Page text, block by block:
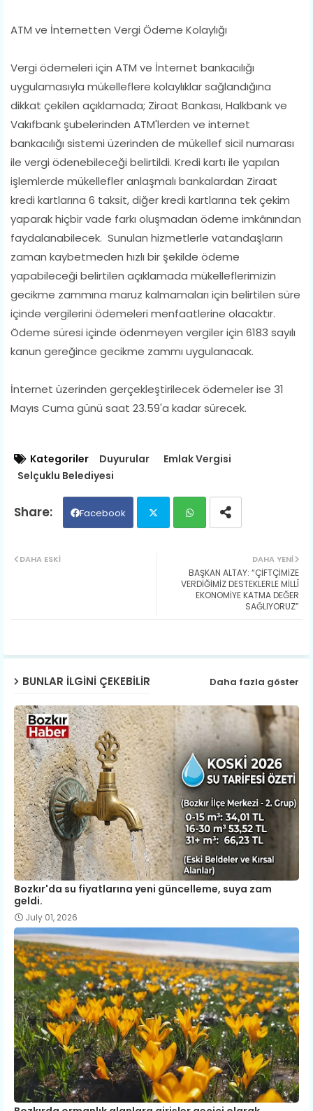
ATM ve İnternetten Vergi Ödeme Kolaylığı
Vergi ödemeleri için ATM ve İnternet bankacılığı
uygulamasıyla mükelleflere kolaylıklar sağlandığına
dikkat çekilen açıklamada; Ziraat Bankası, Halkbank ve
Vakıfbank şubelerinden ATM'lerden ve internet
bankacılığı sistemi üzerinden de mükellef sicil numarası
ile vergi ödenebileceği belirtildi. Kredi kartı ile yapılan
işlemlerde mükellefler anlaşmalı bankalardan Ziraat
kredi kartlarına 6 taksit, diğer kredi kartlarına tek çekim
yaparak hiçbir vade farkı oluşmadan ödeme imkânından
faydalanabilecek. Sunulan hizmetlerle vatandaşların
zaman kaybetmeden hızlı bir şekilde ödeme
yapabileceği belirtilen açıklamada mükelleflerimizin
gecikme zammına maruz kalmamaları için belirtilen süre
içinde vergilerini ödemeleri menfaatlerine olacaktır.
Ödeme süresi içinde ödenmeyen vergiler için 6183 sayılı
kanun gereğince gecikme zammı uygulanacak.
İnternet üzerinden gerçekleştirilecek ödemeler ise 31
Mayıs Cuma günü saat 23.59'a kadar sürecek.
Kategoriler Duyurular
Emlak Vergisi
Selçuklu Belediyesi
Facebook
ats
DAHA YENI
BAŞKAN ALTAY: “ÇİFTÇİMİZE
VERDİĞİMİZ DESTEKLERLE MİLLÎ
EKONOMİYE KATMA DEĞER
SAĞLIYORUZ”
DAHA ESKI
BUNLAR ILGINI ÇEKEBILIR Daha fazla göster
Bozkır'da su fiyatlarına yeni güncelleme, suya zam
geldi.
July 01, 2026